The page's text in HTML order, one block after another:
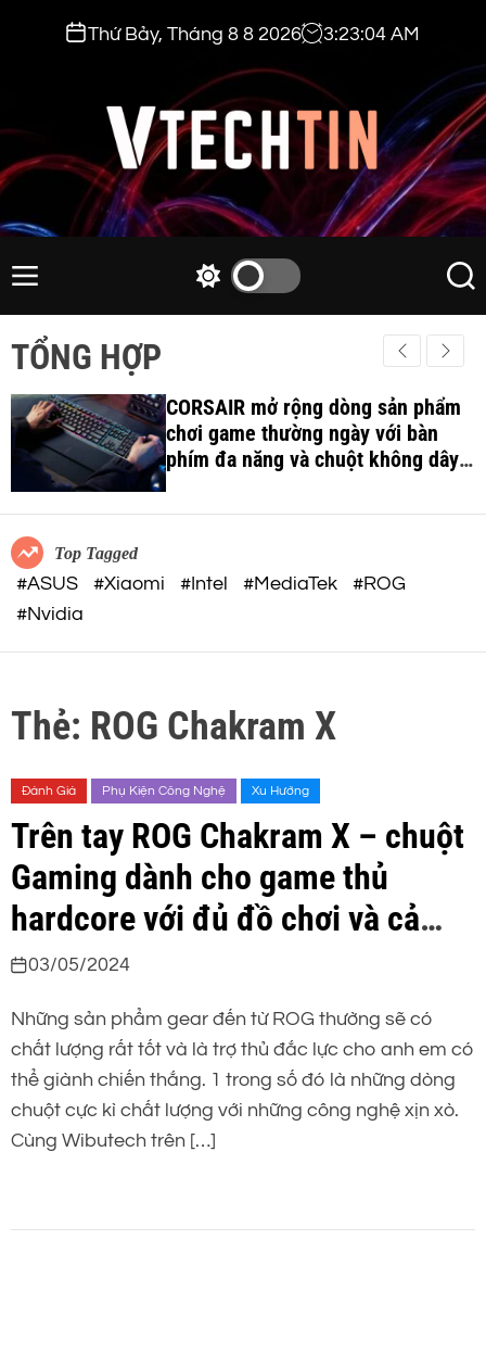
t
o
c
o
e
Thứ Bảy, Tháng 8 8 2026 3:23:05 AM
v
c
h
t
i
n
.
c
m
M
e
w
h
c
o
o
d
S
e
a
r
h
TỔNG HỢP
CORSAIR mở rộng dòng sản phẩm
chơi game thường ngày với bàn
phím đa năng và chuột không dây
công thái học
Top Tagged
#ASUS #Xiaomi #Intel #MediaTek
#ROG
#Nvidia
Thẻ: ROG Chakram X
Đánh Giá Phụ Kiện Công Nghệ Xu Hướng
Trên tay ROG Chakram X – chuột
Gaming dành cho game thủ
hardcore với đủ đồ chơi và cả
Joystick
03/05/2024
Những sản phẩm gear đến từ ROG thường sẽ có
chất lượng rất tốt và là trợ thủ đắc lực cho anh em có
thể giành chiến thắng. 1 trong số đó là những dòng
chuột cực kì chất lượng với những công nghệ xịn xò.
Cùng Wibutech trên […]